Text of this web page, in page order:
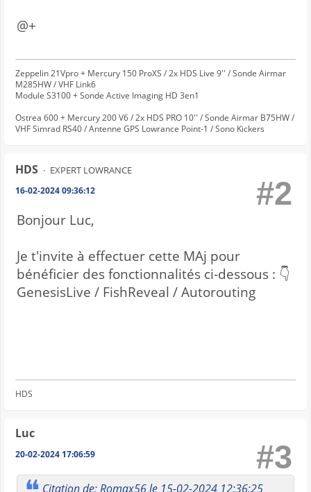
@+
Zeppelin 21Vpro + Mercury 150 ProXS / 2x HDS Live 9'' / Sonde Airmar
M285HW / VHF Link6
Module S3100 + Sonde Active Imaging HD 3en1
Ostrea 600 + Mercury 200 V6 / 2x HDS PRO 10'' / Sonde Airmar B75HW /
VHF Simrad RS40 / Antenne GPS Lowrance Point-1 / Sono Kickers
HDS EXPERT LOWRANCE
16-02-2024 09:36:12 #2
Bonjour Luc,
Je t'invite à effectuer cette MAj pour
bénéficier des fonctionnalités ci-dessous : 👇
GenesisLive / FishReveal / Autorouting
HDS
Luc
20-02-2024 17:06:59 #3
Citation de: Romax56 le 15-02-2024 12:36:25